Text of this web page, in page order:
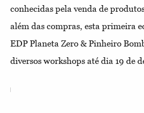
conhecidas pela venda de
além das compras, esta primeira
EDP Planeta Zero & Pinheiro
diversos workshops até dia 19 de